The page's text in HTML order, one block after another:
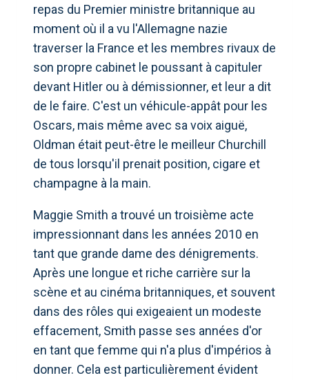
repas du Premier ministre britannique au
moment où il a vu l'Allemagne nazie
traverser la France et les membres rivaux de
son propre cabinet le poussant à capituler
devant Hitler ou à démissionner, et leur a dit
de le faire. C'est un véhicule-appât pour les
Oscars, mais même avec sa voix aiguë,
Oldman était peut-être le meilleur Churchill
de tous lorsqu'il prenait position, cigare et
champagne à la main.
Maggie Smith a trouvé un troisième acte
impressionnant dans les années 2010 en
tant que grande dame des dénigrements.
Après une longue et riche carrière sur la
scène et au cinéma britanniques, et souvent
dans des rôles qui exigeaient un modeste
effacement, Smith passe ses années d'or
en tant que femme qui n'a plus d'impérios à
donner. Cela est particulièrement évident